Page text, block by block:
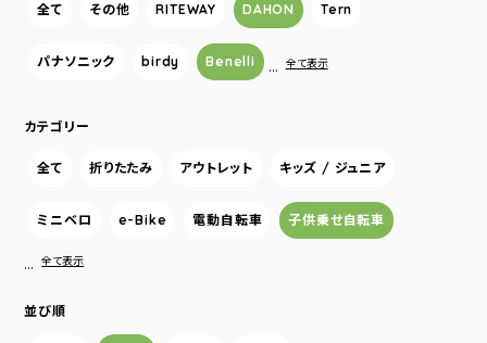
全て その他 RITEWAY DAHON Tern
パナソニック birdy Benelli … 全て表示
カテゴリー
全て 折りたたみ アウトレット キッズ / ジュニア
ミニベロ e-Bike 電動自転車 子供乗せ自転車
… 全て表示
並び順